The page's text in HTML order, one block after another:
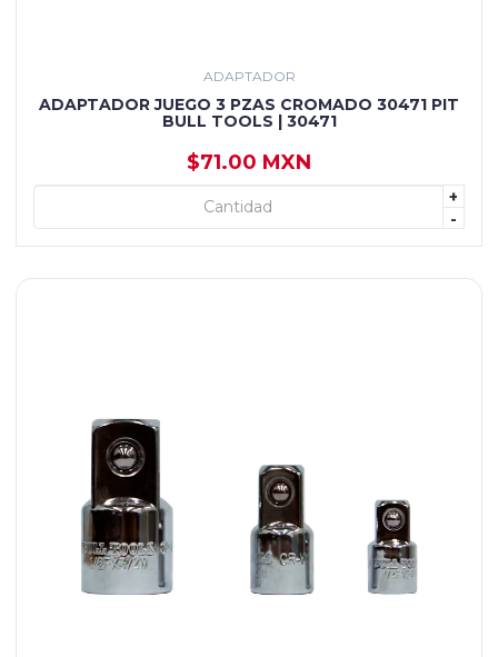
ADAPTADOR
ADAPTADOR JUEGO 3 PZAS CROMADO 30471 PIT
BULL TOOLS | 30471
$71.00 MXN
+
-
+ AGREGAR